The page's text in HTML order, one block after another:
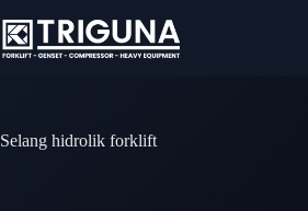
to
content
Selang hidrolik forklift